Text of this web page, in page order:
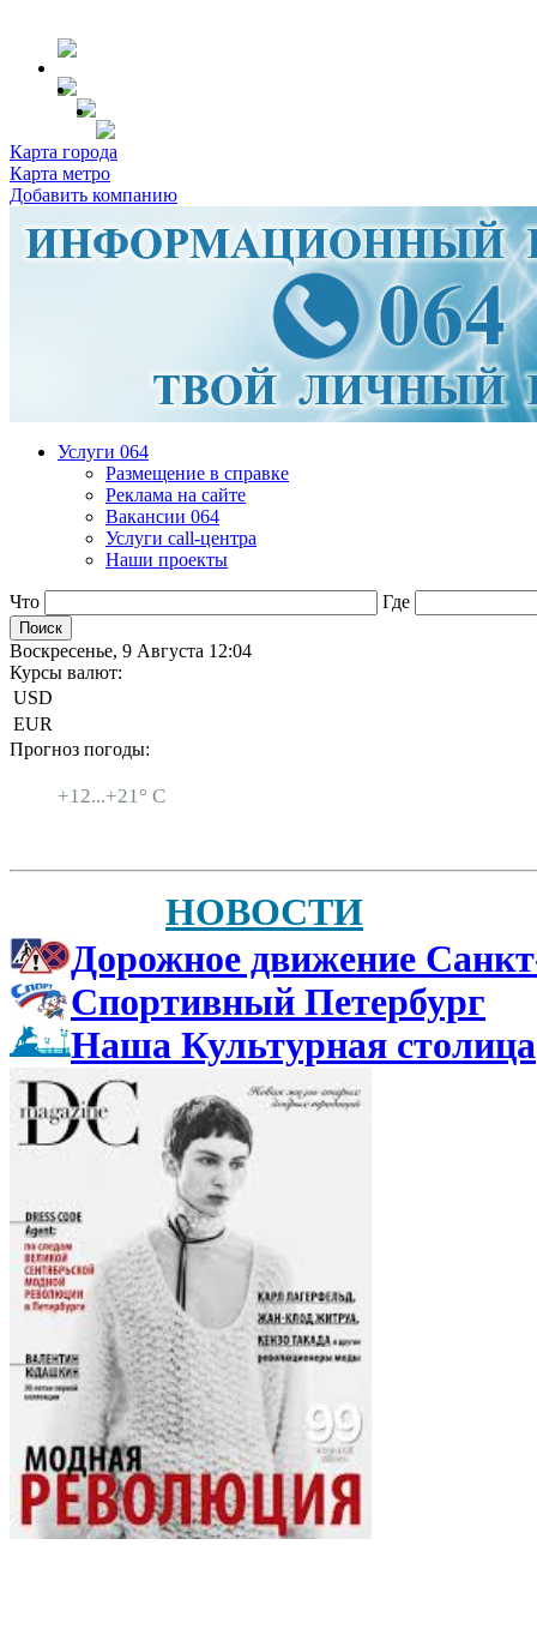
Карта города
Карта метро
Добавить компанию
Услуги 064
Размещение в справке
Реклама на сайте
Вакансии 064
Услуги call-центра
Наши проекты
Что Где
Воскресенье, 9 Августа 12:04
Курсы валют:
USD
EUR
Прогноз погоды:
+12...+21° C
НОВОСТИ
Дорожное движение
Спортивный Петербург
Наша Культурная столица